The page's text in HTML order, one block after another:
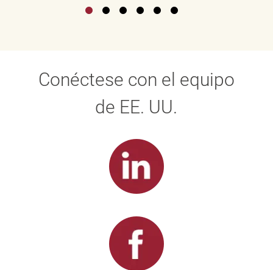
Conéctese con el equipo
de EE. UU.